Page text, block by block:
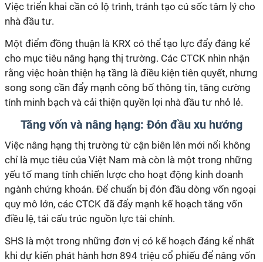
Việc triển khai cần có lộ trình, tránh tạo cú sốc tâm lý cho
nhà đầu tư.
Một điểm đồng thuận là KRX có thể tạo lực đẩy đáng kể
cho mục tiêu nâng hạng thị trường. Các CTCK nhìn nhận
rằng việc hoàn thiện hạ tầng là điều kiện tiên quyết, nhưng
song song cần đẩy mạnh công bố thông tin, tăng cường
tính minh bạch và cải thiện quyền lợi nhà đầu tư nhỏ lẻ.
Tăng vốn và nâng hạng: Đón đầu xu hướng
Việc nâng hạng thị trường từ cận biên lên mới nổi không
chỉ là mục tiêu của Việt Nam mà còn là một trong những
yếu tố mang tính chiến lược cho hoạt động kinh doanh
ngành chứng khoán. Để chuẩn bị đón đầu dòng vốn ngoại
quy mô lớn, các CTCK đã đẩy mạnh kế hoạch tăng vốn
điều lệ, tái cấu trúc nguồn lực tài chính.
SHS là một trong những đơn vị có kế hoạch đáng kể nhất
khi dự kiến phát hành hơn 894 triệu cổ phiếu để nâng vốn